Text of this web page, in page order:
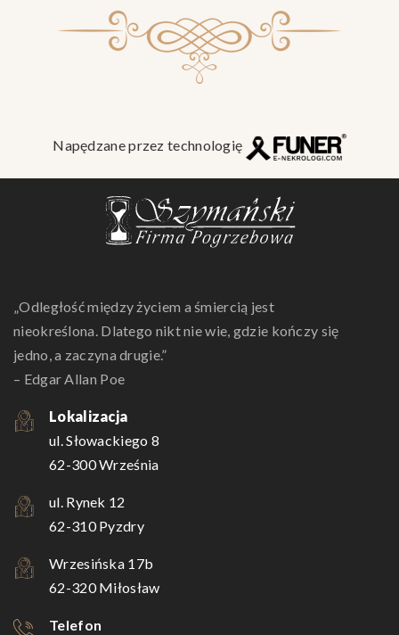
Napędzane przez technologię
„Odległość między życiem a śmiercią jest
nieokreślona. Dlatego nikt nie wie, gdzie kończy się
jedno, a zaczyna drugie.”
– Edgar Allan Poe
Lokalizacja
ul. Słowackiego 8
62-300 Września
ul. Rynek 12
62-310 Pyzdry
Wrzesińska 17b
62-320 Miłosław
Telefon